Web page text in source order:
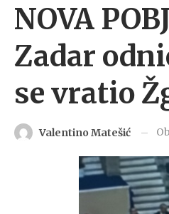
NOVA
Zadar
se vratio
Valentino Matešić